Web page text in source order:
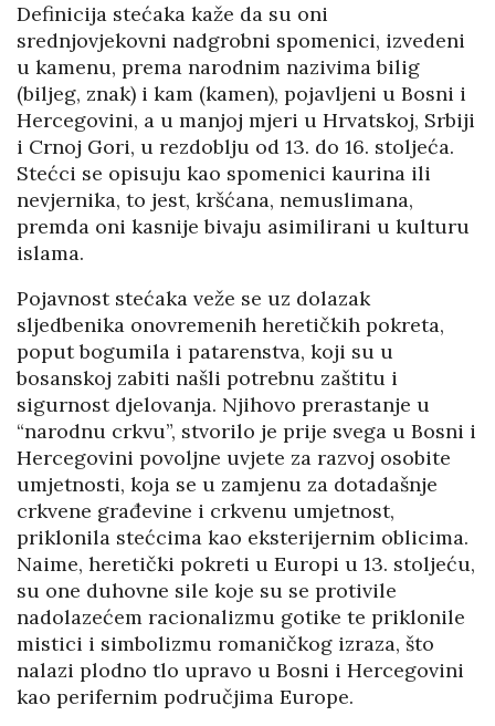
Definicija stećaka kaže da su oni
srednjovjekovni nadgrobni spomenici, izvedeni
u kamenu, prema narodnim nazivima bilig
(biljeg, znak) i kam (kamen), pojavljeni u Bosni i
Hercegovini, a u manjoj mjeri u Hrvatskoj, Srbiji
i Crnoj Gori, u rezdoblju od 13. do 16. stoljeća.
Stećci se opisuju kao spomenici kaurina ili
nevjernika, to jest, kršćana, nemuslimana,
premda oni kasnije bivaju asimilirani u kulturu
islama.
Pojavnost stećaka veže se uz dolazak
sljedbenika onovremenih heretičkih pokreta,
poput bogumila i patarenstva, koji su u
bosanskoj zabiti našli potrebnu zaštitu i
sigurnost djelovanja. Njihovo prerastanje u
“narodnu crkvu”, stvorilo je prije svega u Bosni i
Hercegovini povoljne uvjete za razvoj osobite
umjetnosti, koja se u zamjenu za dotadašnje
crkvene građevine i crkvenu umjetnost,
priklonila stećcima kao eksterijernim oblicima.
Naime, heretički pokreti u Europi u 13. stoljeću,
su one duhovne sile koje su se protivile
nadolazećem racionalizmu gotike te priklonile
mistici i simbolizmu romaničkog izraza, što
nalazi plodno tlo upravo u Bosni i Hercegovini
kao perifernim područjima Europe.